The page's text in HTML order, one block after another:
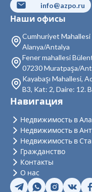
Недвижимость в
Недвижимость
Недвижимость в
Недвижимость в
Недвижимость
Недвижимость в
Недвижимость в
Недвижимость в
info@azpo.ru
Наши офисы
Cumhuriyet
Alanya/Antalya
Fener mahallesi
07230 Muratpaşa/
Kayabaşı Mahallesi,
B3, Kat: 2, Daire: 12.
Навигация
Недвижимость в
Недвижимость в
Недвижимость в
Гражданство
Контакты
О нас